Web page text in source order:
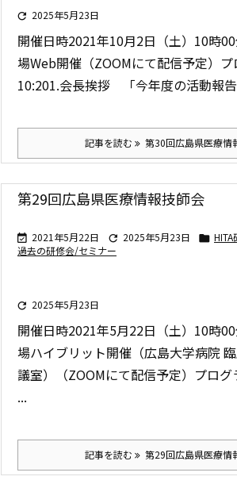
 2025年5月23日
開催日時2021年10月2日（土）10時
場Web開催（ZOOMにて配信予定）
10:201.会長挨拶 「今年度の活動報
記事を読む 第30回広島県医療情
第29回広島県医療情報技師会
 2021年5月22日  2025年5月23日  HITA
過去の研修会/セミナー
 2025年5月23日
開催日時2021年5月22日（土）10時
場ハイブリット開催（広島大学病院
議室）
（ZOOMにて配信予定） プログ
...
記事を読む 第29回広島県医療情